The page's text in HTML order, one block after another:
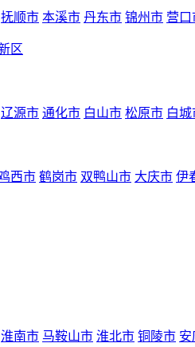
抚顺市 本溪市 丹东市 锦州市 营口
区
辽源市 通化市 白山市 松原市 白城
西市 鹤岗市 双鸭山市 大庆市 伊
淮南市 马鞍山市 淮北市 铜陵市 安